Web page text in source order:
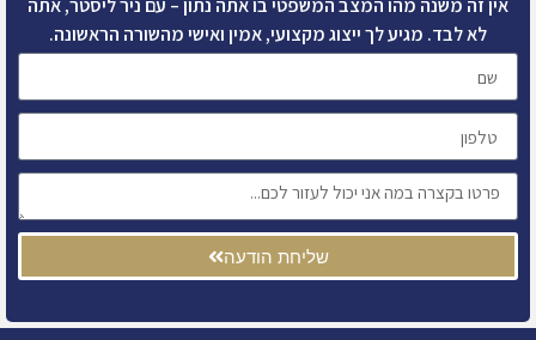
אין זה משנה מהו המצב המשפטי בו אתה נתון – עם ניר ליסטר, אתה
לא לבד. מגיע לך ייצוג מקצועי, אמין ואישי מהשורה הראשונה.
שליחת הודעה